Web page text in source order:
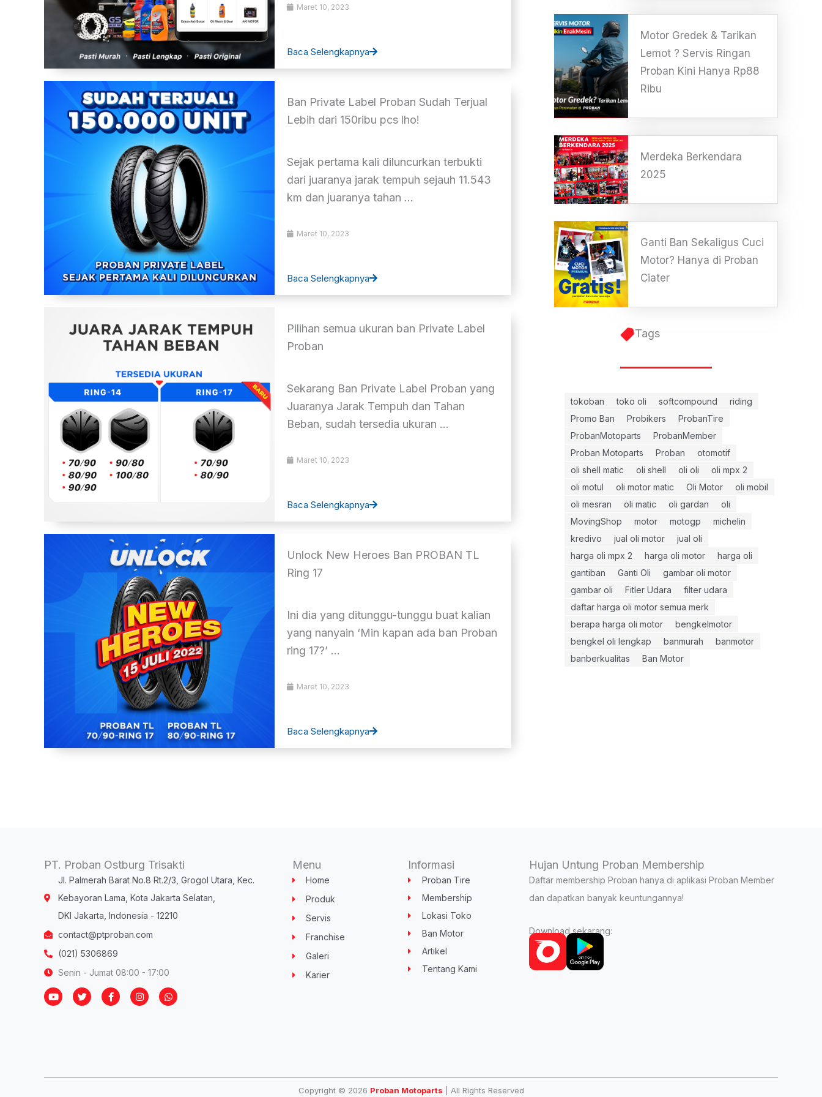
Maret 10, 2023
Baca Selengkapnya
Ban Private Label Proban Sudah Terjual
Lebih dari 150ribu pcs lho!
Maret 10, 2023
Sejak pertama kali diluncurkan terbukti
dari juaranya jarak tempuh sejauh 11.543
km dan juaranya tahan ...
Baca Selengkapnya
Pilihan semua ukuran ban Private Label
Proban
Maret 10, 2023
Sekarang Ban Private Label Proban yang
Juaranya Jarak Tempuh dan Tahan
Beban, sudah tersedia ukuran ...
Baca Selengkapnya
Unlock New Heroes Ban PROBAN TL
Ring 17
Maret 10, 2023
Ini dia yang ditunggu-tunggu buat kalian
yang nanyain ‘Min kapan ada ban Proban
ring 17?’ ...
Baca Selengkapnya
Motor Gredek & Tarikan
Lemot ? Servis Ringan
Proban Kini Hanya Rp88
Ribu
Merdeka Berkendara
2025
Ganti Ban Sekaligus Cuci
Motor? Hanya di Proban
Ciater
Tags
tokoban toko oli softcompound
riding
Promo Ban
Probikers
ProbanTire
ProbanMotoparts
ProbanMember
Proban Motoparts
Proban
otomotif
oli shell matic
oli shell oli oli
oli mpx 2
oli motul
oli motor matic Oli Motor
oli mobil
oli mesran
oli matic oli gardan
oli
MovingShop
motor motogp
michelin
kredivo
jual oli motor
jual oli
harga oli mpx 2
harga oli motor
harga oli
gantiban
Ganti Oli
gambar oli motor
gambar oli
Fitler Udara
filter udara
daftar harga oli motor semua merk
berapa harga oli motor
bengkelmotor
bengkel oli lengkap
banmurah
banmotor
banberkualitas
Ban Motor
PT. Proban Ostburg Trisakti
Jl. Palmerah Barat No.8 Rt.2/3, Grogol Utara, Kec.
Kebayoran Lama, Kota Jakarta Selatan,
DKI Jakarta, Indonesia - 12210
contact@ptproban.com
(021) 5306869
Senin - Jumat 08:00 - 17:00
Y
o
u
T
w
i
F
a
c
I
n
s
W
h
a
Menu
Home
Produk
Servis
Franchise
Galeri
Karier
Informasi
Proban Tire
Membership
Lokasi Toko
Ban Motor
Artikel
Tentang Kami
Hujan Untung Proban Membership
Daftar membership Proban hanya di aplikasi Proban Member
dan dapatkan banyak keuntungannya!
Download sekarang:
Copyright © 2026 Proban Motoparts | All Rights Reserved